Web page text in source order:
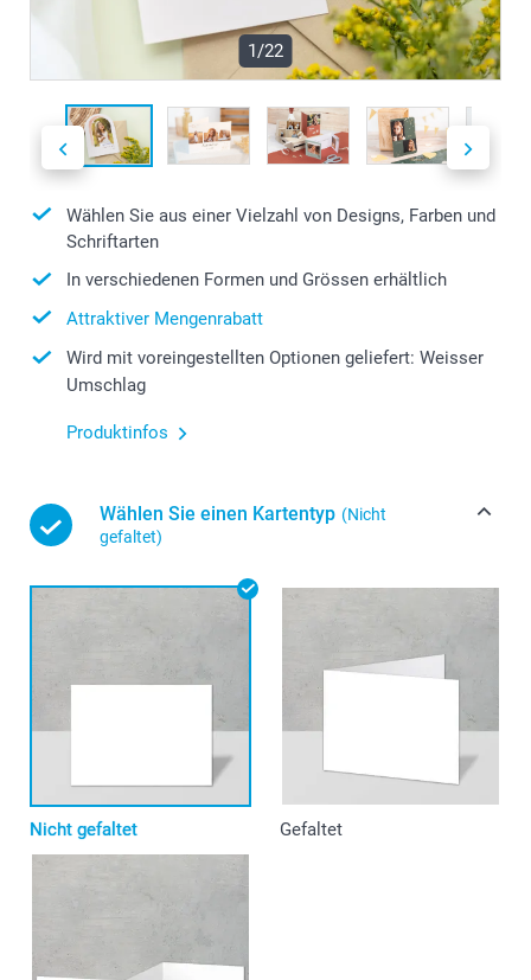
1/22
Wählen Sie aus einer Vielzahl von Designs, Farben und
Schriftarten
In verschiedenen Formen und Grössen erhältlich
Attraktiver Mengenrabatt
Wird mit voreingestellten Optionen geliefert: Weisser
Umschlag
Produktinfos
Wählen Sie einen Kartentyp (Nicht
gefaltet)
Nicht gefaltet Gefaltet